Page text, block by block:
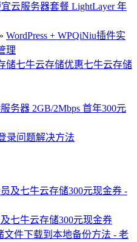
云服务器套餐 LightLayer 年
» WordPress + WPQiNiu插件实
理
储七牛云存储优惠七牛云存储
务器 2GB/2Mbps 首年300元
录问题解决方法
七牛云存储300元现金券